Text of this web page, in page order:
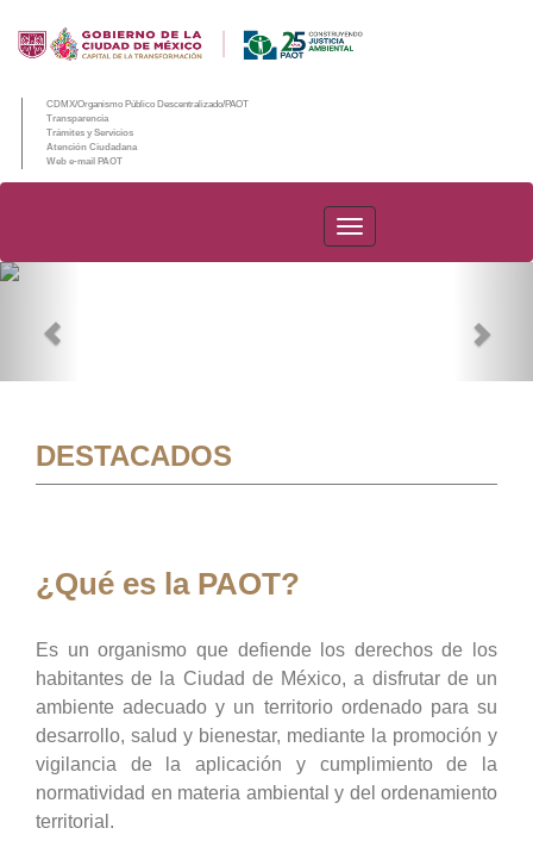
CDMX/Organismo Público Descentralizado/PAOT
Transparencia
Trámites y Servicios
Atención Ciudadana
Web e-mail PAOT
PAOT
DESTACADOS
¿Qué es la PAOT?
Es un organismo que defiende los derechos de los
habitantes de la Ciudad de México, a disfrutar de un
ambiente adecuado y un territorio ordenado para su
desarrollo, salud y bienestar, mediante la promoción y
vigilancia de la aplicación y cumplimiento de la
normatividad en materia ambiental y del ordenamiento
territorial.